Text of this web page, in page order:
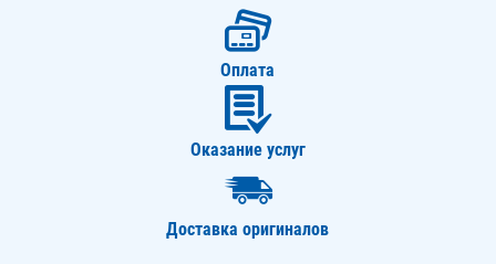
Оплата
Оказание услуг
Доставка оригиналов